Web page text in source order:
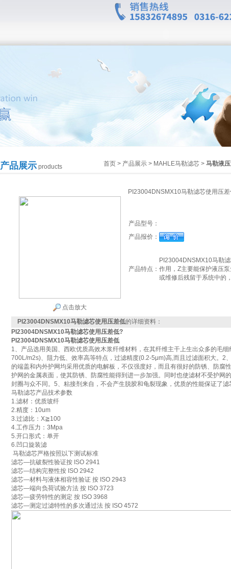
产品展示 products 首页 > 产品展示 > MAHLE马勒滤芯 > 马勒液
PI23004DNSMX10马勒滤芯使用压差
点击放大
产品型号：
产品报价：
产品特点：
PI23004DNSMX10马勒
作用，Z主要能保护液压
或维修后残留于系统中的
PI23004DNSMX10马勒滤芯使用压差低的详细资料：
PI23004DNSMX10马勒滤芯使用压差低?
PI23004DNSMX10马勒滤芯使用压差低
1、产品选用美国、西欧优质高效木浆纤维材料，在其纤维主干上生出众多的毛
700L/m2s)、阻力低、效率高等特点，过滤精度(0.2-5μm)高,而且过滤面积大。2
的端盖和内外护网均采用优质的电解板，不仅强度好，而且有很好的防锈、防腐
护网的金属表面，使其防锈、防腐性能得到进一步加强。同时也使滤材不受护网
封圈与众不同。5、粘接剂来自，不会产生脱胶和龟裂现象，优质的性能保证了
马勒滤芯产品技术参数
1.滤材：优质玻纤
2.精度：10um
3.过滤比：X≧100
4.工作压力：3Mpa
5.开口形式：单开
6.凹口旋装滤
马勒滤芯严格按照以下测试标准
滤芯—抗破裂性验证按 ISO 2941
滤芯—结构完整性按 ISO 2942
滤芯—材料与液体相容性验证 按 ISO 2943
滤芯—端向负荷试验方法 按 ISO 3723
滤芯—疲劳特性的测定 按 ISO 3968
滤芯—测定过滤特性的多次通过法 按 ISO 4572